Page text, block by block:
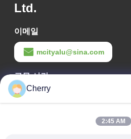
Ltd.
이메일
mcityalu@sina.com
근무 시간
8:00-22:00
Cherry
2:45 AM